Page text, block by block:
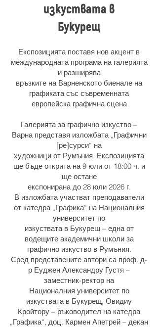
изкуствата в
Букурещ
Експозицията поставя нов акцент в
международната програма на галерията
и разширява
връзките на Варненското биенале на
графиката със съвременната
европейска графична сцена
Галерията за графично изкуство –
Варна представя изложбата „Графични
[ре]сурси“ на
художници от Румъния. Експозицията
ще бъде открита на 9 юли от 18:00 ч. и
ще остане
експонирана до 28 юли 2026 г.
В изложбата участват преподаватели
от катедра „Графика“ на Националния
университет по
изкуствата в Букурещ – една от
водещите академични школи за
графично изкуство в Румъния.
Сред представените автори са проф. д-
р Еуджен Александру Густя –
заместник-ректор на
Националния университет по
изкуствата в Букурещ, Овидиу
Кройтору – ръководител на катедра
„Графика“, доц. Кармен Апетрей – декан